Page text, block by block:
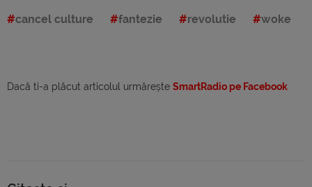
cancel culture fantezie revolutie woke
Dacă ti-a plăcut articolul urmărește SmartRadio pe Facebook